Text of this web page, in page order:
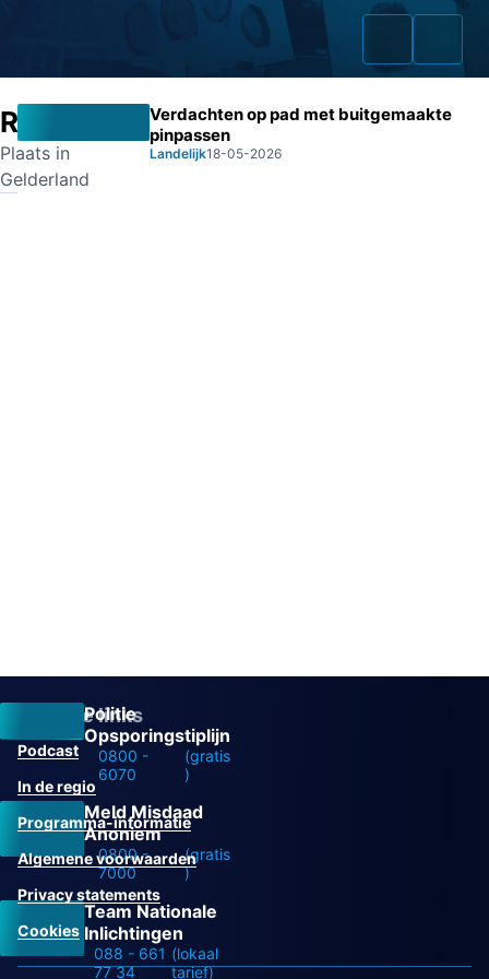
Ruurlo
Plaats in
Gelderland
Verdachten op pad met buitgemaakte
pinpassen
Landelijk18-05-2026
Politie
Opsporingstiplijn
0800 -
6070
(gratis
)
Meld Misdaad
Anoniem
0800 -
7000
(gratis
)
Team Nationale
Inlichtingen
088 - 661
77 34
(lokaal
tarief)
Overige links
Podcast
In de regio
Programma-informatie
Algemene voorwaarden
Privacy statements
Cookies